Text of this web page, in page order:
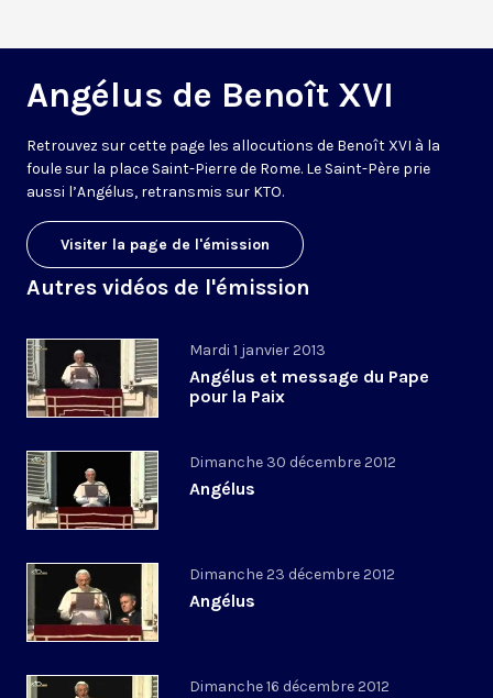
Angélus de Benoît XVI
Retrouvez sur cette page les allocutions de Benoît XVI à la
foule sur la place Saint-Pierre de Rome. Le Saint-Père prie
aussi l’Angélus, retransmis sur KTO.
Visiter la page de l'émission
Autres vidéos de l'émission
Mardi 1 janvier 2013
Angélus et message du Pape
pour la Paix
Dimanche 30 décembre 2012
Angélus
Dimanche 23 décembre 2012
Angélus
Dimanche 16 décembre 2012